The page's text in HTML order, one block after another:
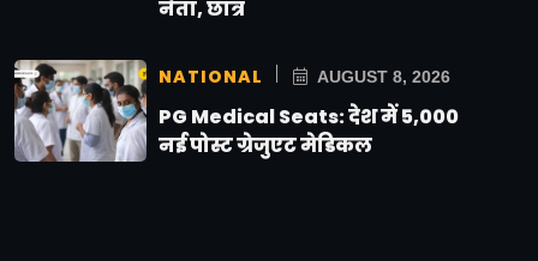
नेता, छात्र
NATIONAL AUGUST 8, 2026
PG Medical Seats: देश में 5,000
नई पोस्ट ग्रेजुएट मेडिकल